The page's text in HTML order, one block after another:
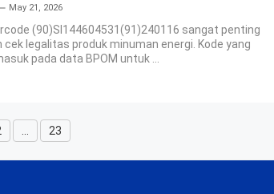
May 21, 2026
(90)SI144604531(91)240116 sangat penting
cek legalitas produk minuman energi. Kode yang
pada data BPOM untuk ...
Page Page
23